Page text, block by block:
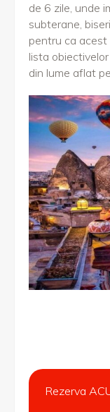
de 6 zile, unde
subterane,
pentru ca acest
lista
din lume aflat
Rezerva